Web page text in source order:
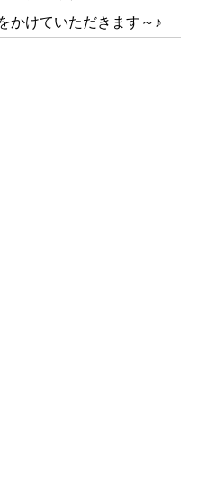
かけていただきます～♪